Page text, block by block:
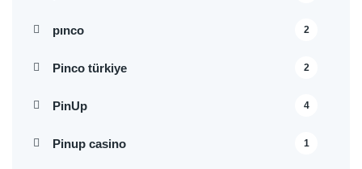
pınco 2
Pinco türkiye 2
PinUp 4
Pinup casino 1